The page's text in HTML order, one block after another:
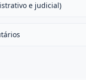
e judicial)